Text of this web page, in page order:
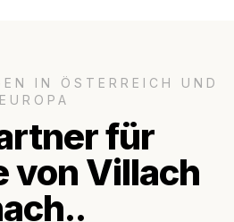
IN ÖSTERREICH UND
EUROPA
für
von Villach